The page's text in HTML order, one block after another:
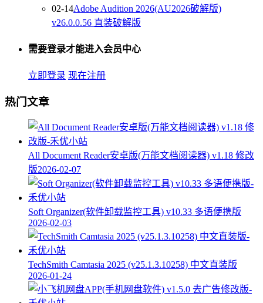
02-14Adobe Audition 2026(AU2026破解版)
v26.0.0.56 直装破解版
需要登录才能进入会员中心
立即登录 现在注册
热门文章
All Document Reader安卓版(万能文档阅读器) v1.18 修改
版2026-02-07
Soft Organizer(软件卸载监控工具) v10.33 多语便携版
2026-02-03
TechSmith Camtasia 2025 (v25.1.3.10258) 中文直装版
2026-01-24